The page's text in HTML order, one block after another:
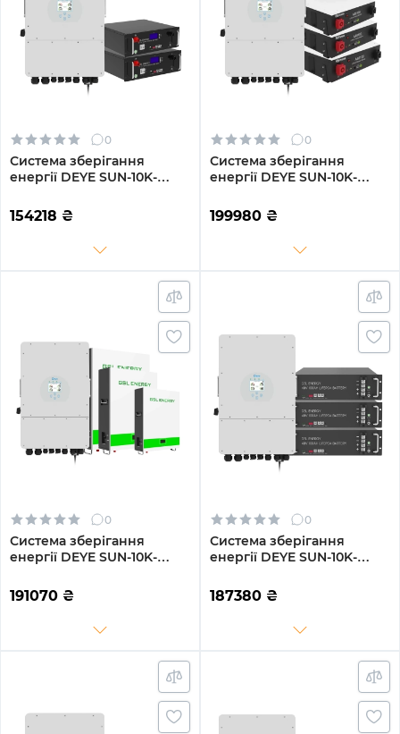
0
Система зберігання
енергії DEYE SUN-10K-
10kW 10.24kWh 2BAT
LiFePO4 6500 циклів
154218 ₴
0
Система зберігання
енергії DEYE SUN-10K-
W 10kW 14.4kWh 3BAT
LiFePO4 6000 циклів
199980 ₴
0
Система зберігання
енергії DEYE SUN-10K-
LFP-W 10kW 15.36kWh
3BAT LiFePO4 6500 циклів
191070 ₴
0
Система зберігання
енергії DEYE SUN-10K-
10kW 14.4kWh 3BAT
LiFePO4 6500 циклів
187380 ₴